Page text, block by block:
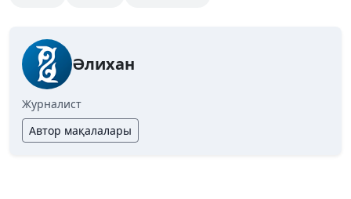
Әлихан
Журналист
Автор мақалалары